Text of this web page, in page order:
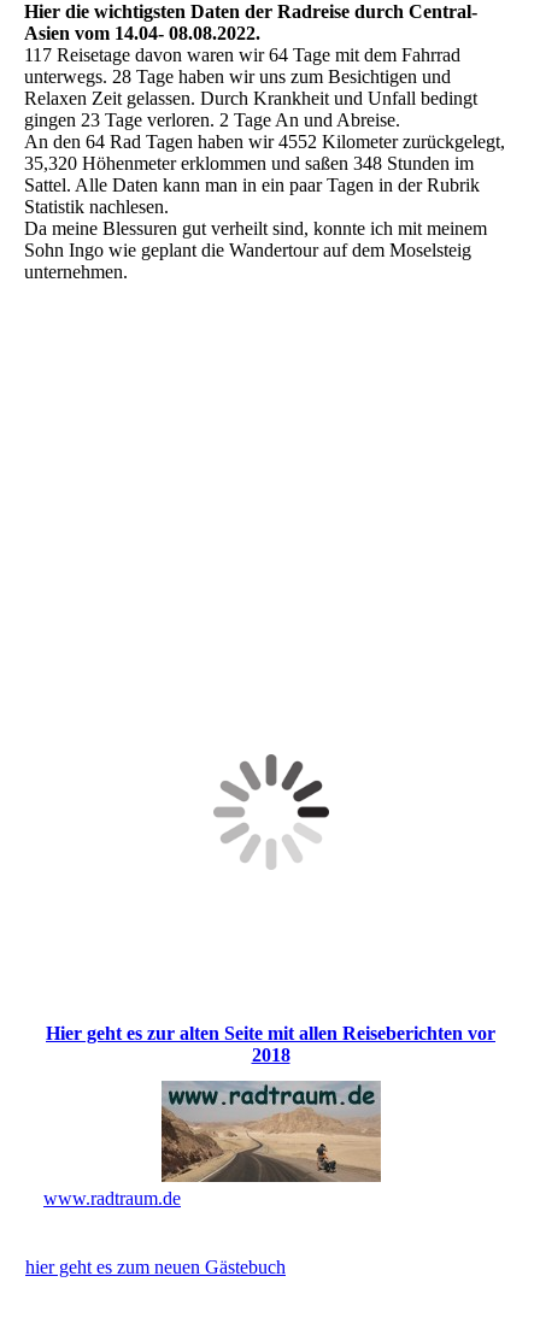
Hier die wichtigsten Daten der Radreise durch Central-
Asien vom 14.04- 08.08.2022.
117 Reisetage davon waren wir 64 Tage mit dem Fahrrad
unterwegs. 28 Tage haben wir uns zum Besichtigen und
Relaxen Zeit gelassen. Durch Krankheit und Unfall bedingt
gingen 23 Tage verloren. 2 Tage An und Abreise.
An den 64 Rad Tagen haben wir 4552 Kilometer zurückgelegt,
35,320 Höhenmeter erklommen und saßen 348 Stunden im
Sattel. Alle Daten kann man in ein paar Tagen in der Rubrik
Statistik nachlesen.
Da meine Blessuren gut verheilt sind, konnte ich mit meinem
Sohn Ingo wie geplant die Wandertour auf dem Moselsteig
unternehmen.
Hier geht es zur alten Seite mit allen Reiseberichten vor
2018
www.radtraum.de
hier geht es zum neuen Gästebuch